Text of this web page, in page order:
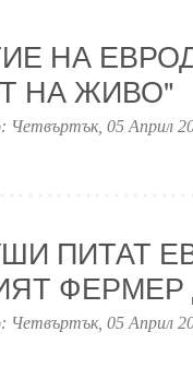
НА
НА ЖИВО"
Четвъртък, 05 Април
ПИТАТ
ФЕРМЕР
Четвъртък, 05 Април